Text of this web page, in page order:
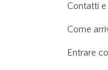
Contatti e
Come
Entrare